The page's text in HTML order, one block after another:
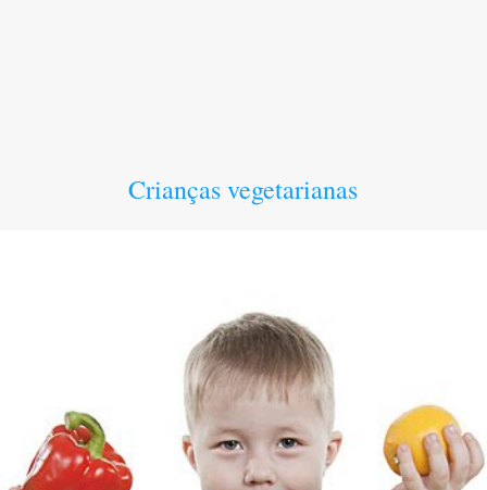
Crianças vegetarianas